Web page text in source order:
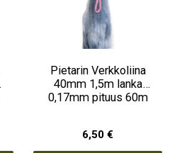
Pietarin Verkkoliina
40mm 1,5m lanka
0,17mm pituus 60m
6,50 €